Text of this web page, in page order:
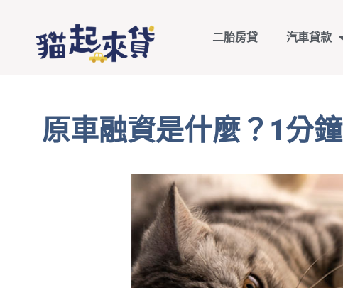
二胎房貸 汽車貸款
原車融資是什麼？1分